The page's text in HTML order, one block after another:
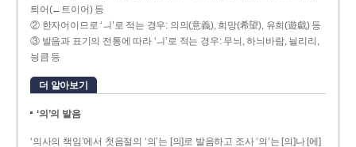
틔어(←트이어) 등
② 한자어이므로 ‘ㅢ’로 적는 경우: 의의(意義), 희망(希望), 유희(遊戱) 등
③ 발음과 표기의 전통에 따라 ‘ㅢ’로 적는 경우: 무늬, 하늬바람, 늴리리,
닁큼 등
더 알아보기
‘의’의 발음
‘의사의 책임’에서 첫음절의 ‘의’는 [의]로 발음하고 조사 ‘의’는 [의]나 [에]